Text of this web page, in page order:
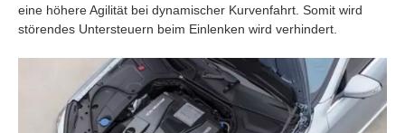
eine höhere Agilität bei dynamischer Kurvenfahrt. Somit wird
störendes Untersteuern beim Einlenken wird verhindert.